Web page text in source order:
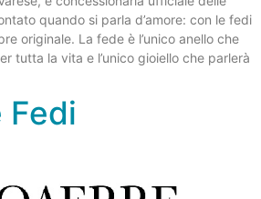
quando si parla d’amore: con le fedi
originale. La fede è l’unico anello che
tutta la vita e l’unico gioiello che parlerà
Fedi